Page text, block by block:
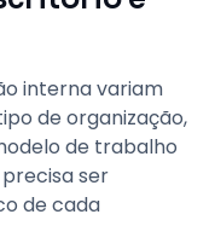
interna variam
de organização,
de trabalho
ser
de cada